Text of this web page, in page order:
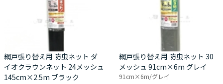
網戸張り替え用 防虫ネット ダ
イオクラウンネット 24メッシュ
145cm×2.5m ブラック
網戸張り替え用 防虫ネット 30
メッシュ 91cm×6m グレイ
91cm×6m/グレイ